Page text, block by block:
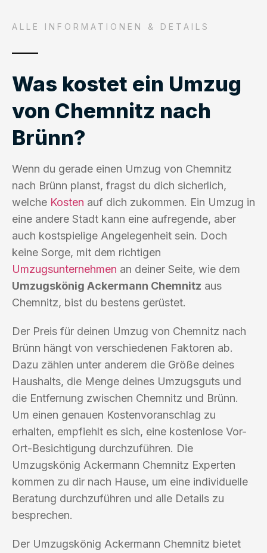
ALLE INFORMATIONEN & DETAILS
Was kostet ein Umzug
von Chemnitz nach
Brünn?
Wenn du gerade einen Umzug von Chemnitz
nach Brünn planst, fragst du dich sicherlich,
welche Kosten auf dich zukommen. Ein Umzug in
eine andere Stadt kann eine aufregende, aber
auch kostspielige Angelegenheit sein. Doch
keine Sorge, mit dem richtigen
Umzugsunternehmen an deiner Seite, wie dem
Umzugskönig Ackermann Chemnitz aus
Chemnitz, bist du bestens gerüstet.
Der Preis für deinen Umzug von Chemnitz nach
Brünn hängt von verschiedenen Faktoren ab.
Dazu zählen unter anderem die Größe deines
Haushalts, die Menge deines Umzugsguts und
die Entfernung zwischen Chemnitz und Brünn.
Um einen genauen Kostenvoranschlag zu
erhalten, empfiehlt es sich, eine kostenlose Vor-
Ort-Besichtigung durchzuführen. Die
Umzugskönig Ackermann Chemnitz Experten
kommen zu dir nach Hause, um eine individuelle
Beratung durchzuführen und alle Details zu
besprechen.
Der Umzugskönig Ackermann Chemnitz bietet